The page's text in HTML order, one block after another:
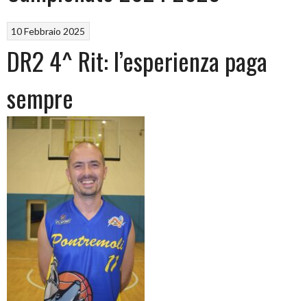
10 Febbraio 2025
DR2 4^ Rit: l’esperienza paga
sempre